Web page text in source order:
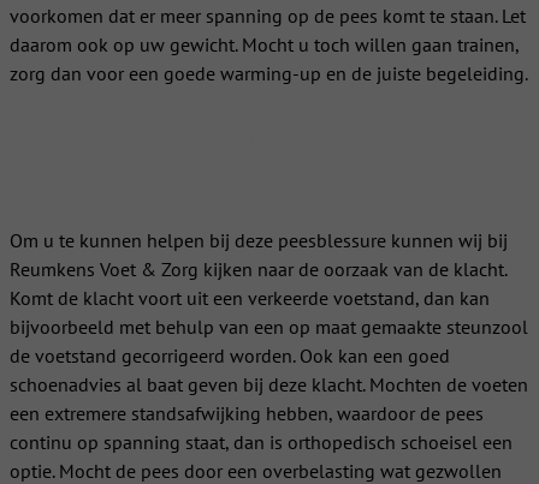
voorkomen dat er meer spanning op de pees komt te staan. Let
daarom ook op uw gewicht. Mocht u toch willen gaan trainen,
zorg dan voor een goede warming-up en de juiste begeleiding.
Om u te kunnen helpen bij deze peesblessure kunnen wij bij
Reumkens Voet & Zorg kijken naar de oorzaak van de klacht.
Komt de klacht voort uit een verkeerde voetstand, dan kan
bijvoorbeeld met behulp van een op maat gemaakte steunzool
de voetstand gecorrigeerd worden. Ook kan een goed
schoenadvies al baat geven bij deze klacht. Mochten de voeten
een extremere standsafwijking hebben, waardoor de pees
continu op spanning staat, dan is orthopedisch schoeisel een
optie. Mocht de pees door een overbelasting wat gezwollen